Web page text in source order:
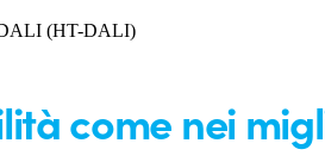
DALI (HT-DALI)
come nei